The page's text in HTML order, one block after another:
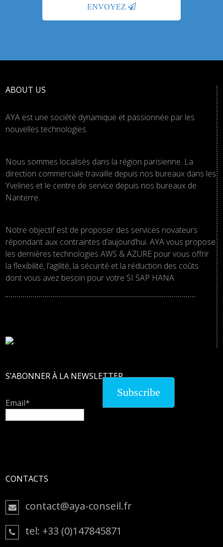
ABOUT US
AYA est une société dynamique et passionnée par les
nouvelles technologies.
Nous sommes localisés dans la région parisienne. La
direction commerciale travaille depuis nos bureaux dans les
Yvelines et le centre de service depuis nos bureaux de
Nanterre.
Notre objectif est de proposer des services novateurs
répondant aux contraintes d’aujourd’hui. AYA vous propose
les dernières technologies AWS & AZURE pour vous offrir
la flexibilité, l’agilité, la sécurité et la réduction des coûts
dont vous avez besoin pour votre SI SAP HANA
S’ABONNER À LA NEWSLETTER
Email*
CONTACTS
contact@aya-conseil.fr
tel: +33 (0)147845871